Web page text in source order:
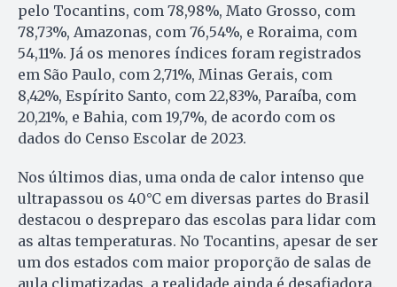
pelo Tocantins, com 78,98%, Mato Grosso, com
78,73%, Amazonas, com 76,54%, e Roraima, com
54,11%. Já os menores índices foram registrados
em São Paulo, com 2,71%, Minas Gerais, com
8,42%, Espírito Santo, com 22,83%, Paraíba, com
20,21%, e Bahia, com 19,7%, de acordo com os
dados do Censo Escolar de 2023.
Nos últimos dias, uma onda de calor intenso que
ultrapassou os 40°C em diversas partes do Brasil
destacou o despreparo das escolas para lidar com
as altas temperaturas. No Tocantins, apesar de ser
um dos estados com maior proporção de salas de
aula climatizadas, a realidade ainda é desafiadora.